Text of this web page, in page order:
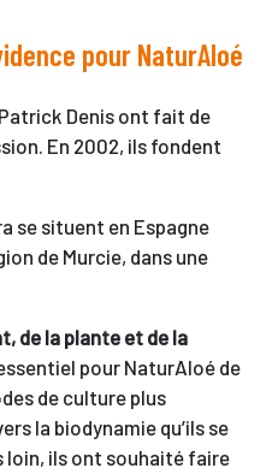
pour NaturAloé
Denis ont fait de
En 2002, ils fondent
se situent en Espagne
de Murcie, dans une
de la plante et de la
pour NaturAloé de
de culture plus
la biodynamie qu’ils se
loin, ils ont souhaité faire